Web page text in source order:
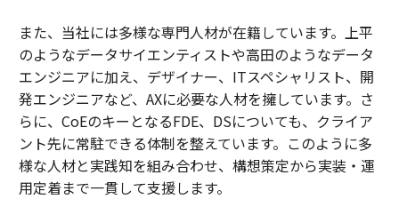
また、当社には多様な専門人材が在籍しています。上平
のようなデータサイエンティストや高田のようなデータ
エンジニアに加え、デザイナー、ITスペシャリスト、開
発エンジニアなど、AXに必要な人材を擁しています。さ
らに、CoEのキーとなるFDE、DSについても、クライア
ント先に常駐できる体制を整えています。このように多
様な人材と実践知を組み合わせ、構想策定から実装・運
用定着まで一貫して支援します。